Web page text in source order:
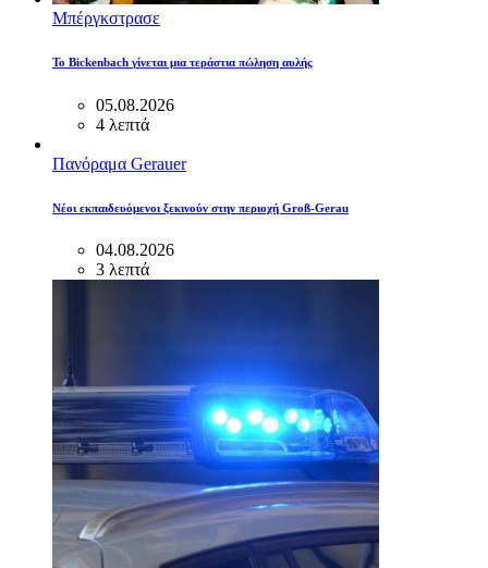
Μπέργκστρασε
Το Bickenbach γίνεται μια τεράστια πώληση αυλής
05.08.2026
4 λεπτά
Πανόραμα Gerauer
Νέοι εκπαιδευόμενοι ξεκινούν στην περιοχή Groß-Gerau
04.08.2026
3 λεπτά